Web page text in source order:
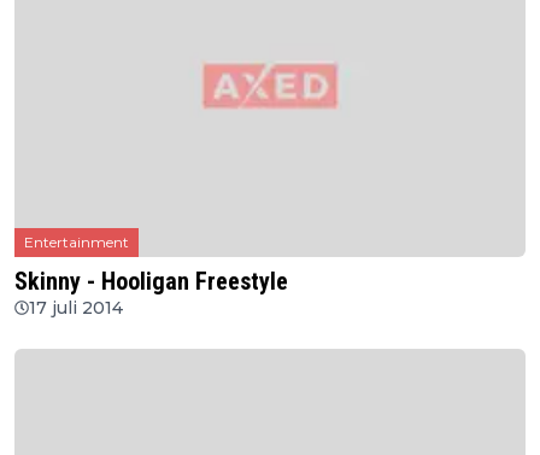
Entertainment
Skinny - Hooligan Freestyle
17 juli 2014